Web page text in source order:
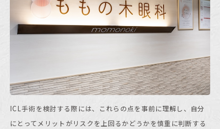
ICL手術を検討する際には、これらの点を事前に理解し、自分
にとってメリットがリスクを上回るかどうかを慎重に判断する